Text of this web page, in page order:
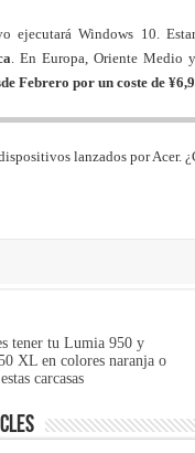
ejecutará Windows 10.
. En Europa, Oriente
Febrero por un coste de
lanzados por Acer.
tener tu Lumia 950 y
XL en colores naranja o
carcasas